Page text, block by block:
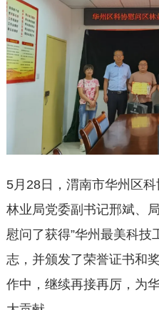
5月28日，渭南市华州区
林业局党委副书记邢斌、
慰问了获得”华州最美科技
志，并颁发了荣誉证书和
作中，继续再接再厉，为